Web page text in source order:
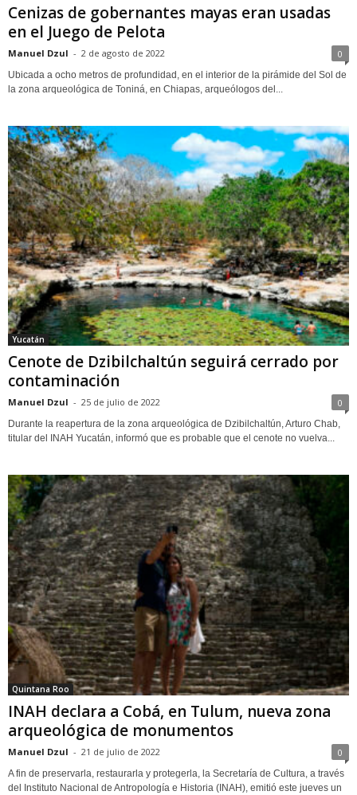
Cenizas de gobernantes mayas eran usadas
en el Juego de Pelota
Manuel Dzul - 2 de agosto de 2022 0
Ubicada a ocho metros de profundidad, en el interior de la pirámide del Sol de
la zona arqueológica de Toniná, en Chiapas, arqueólogos del...
Yucatán
Cenote de Dzibilchaltún seguirá cerrado por
contaminación
Manuel Dzul - 25 de julio de 2022 0
Durante la reapertura de la zona arqueológica de Dzibilchaltún, Arturo Chab,
titular del INAH Yucatán, informó que es probable que el cenote no vuelva...
Quintana Roo
INAH declara a Cobá, en Tulum, nueva zona
arqueológica de monumentos
Manuel Dzul - 21 de julio de 2022 0
A fin de preservarla, restaurarla y protegerla, la Secretaría de Cultura, a través
del Instituto Nacional de Antropología e Historia (INAH), emitió este jueves un